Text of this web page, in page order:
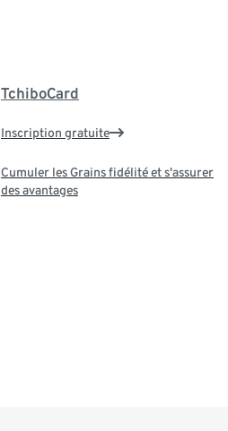
TchiboCard
Inscription gratuite
Cumuler les Grains fidélité et s'assurer
des avantages